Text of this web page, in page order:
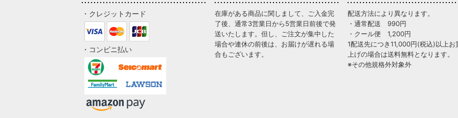
・クレジットカード
・コンビニ払い
在庫がある商品に関しまして、ご入金完
了後、通常3営業日から5営業日前後で発
送いたします。但し、ご注文が集中した
場合や連休の前後は、お届けが遅れる場
合もございます。
配送方法により異なります。
・通常配送 990円
・クール便 1,200円
1配送先につき11,000円(税込)以上お
上げの場合は送料無料となります。
※その他規格外対象外